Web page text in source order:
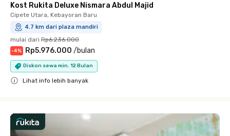
Kost Rukita Deluxe Nismara Abdul Majid
Cipete Utara, Kebayoran Baru
4.7 km dari plaza mandiri
mulai dari Rp6.236.000
-4% Rp5.976.000 /bulan
Diskon sewa min. 12 Bulan
Lihat info lebih banyak